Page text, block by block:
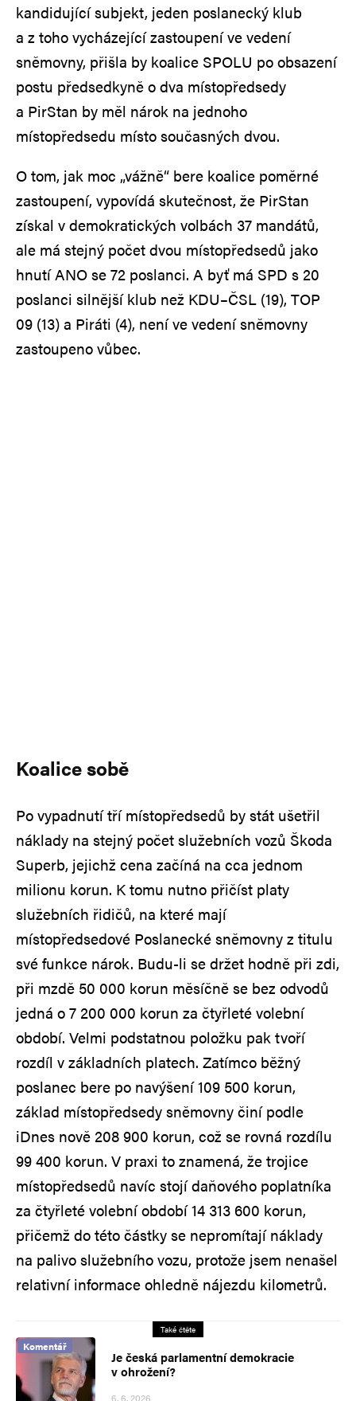
kandidující subjekt, jeden poslanecký klub
a z toho vycházející zastoupení ve vedení
sněmovny, přišla by koalice SPOLU po obsazení
postu předsedkyně o dva místopředsedy
a PirStan by měl nárok na jednoho
místopředsedu místo současných dvou.
O tom, jak moc „vážně“ bere koalice poměrné
zastoupení, vypovídá skutečnost, že PirStan
získal v demokratických volbách 37 mandátů,
ale má stejný počet dvou místopředsedů jako
hnutí ANO se 72 poslanci. A byť má SPD s 20
poslanci silnější klub než KDU–ČSL (19), TOP
09 (13) a Piráti (4), není ve vedení sněmovny
zastoupeno vůbec.
Koalice sobě
Po vypadnutí tří místopředsedů by stát ušetřil
náklady na stejný počet služebních vozů Škoda
Superb, jejichž cena začíná na cca jednom
milionu korun. K tomu nutno přičíst platy
služebních řidičů, na které mají
místopředsedové Poslanecké sněmovny z titulu
své funkce nárok. Budu-li se držet hodně při zdi,
při mzdě 50 000 korun měsíčně se bez odvodů
jedná o 7 200 000 korun za čtyřleté volební
období. Velmi podstatnou položku pak tvoří
rozdíl v základních platech. Zatímco běžný
poslanec bere po navýšení 109 500 korun,
základ místopředsedy sněmovny činí podle
iDnes nově 208 900 korun, což se rovná rozdílu
99 400 korun. V praxi to znamená, že trojice
místopředsedů navíc stojí daňového poplatníka
za čtyřleté volební období 14 313 600 korun,
přičemž do této částky se nepromítají náklady
na palivo služebního vozu, protože jsem nenašel
relativní informace ohledně nájezdu kilometrů.
Také čtěte
Komentář
Je česká parlamentní demokracie
v ohrožení?
6. 6. 2026